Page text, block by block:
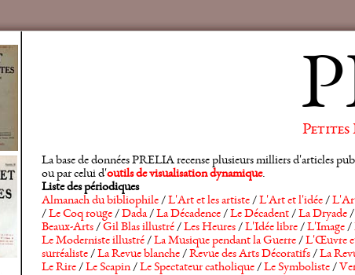
Petites
La base de données PRELIA recense plusieurs milliers d'articles
ou par celui d'outils de visualisation dynamique.
Liste des périodiques
Almanach du bibliophile/L'Art et les artiste/L'Art et l'idée/
/Le Coq rouge/Dada/La Décadence/Le Décadent/La Dryade/
Beaux-Arts/Gil Blas illustré/Les Heures/L'Idée libre/L'Image/
Le Moderniste illustré/La Musique pendant la Guerre/L'Œuvre
surréaliste/La Revue blanche/Revue des Arts Décoratifs/La
Le Rire/Le Scapin/Le Spectateur catholique/Le Symboliste/